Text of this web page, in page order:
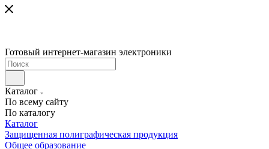
Готовый интернет-магазин электроники
Каталог
По всему сайту
По каталогу
Каталог
Защищенная полиграфическая продукция
Общее образование